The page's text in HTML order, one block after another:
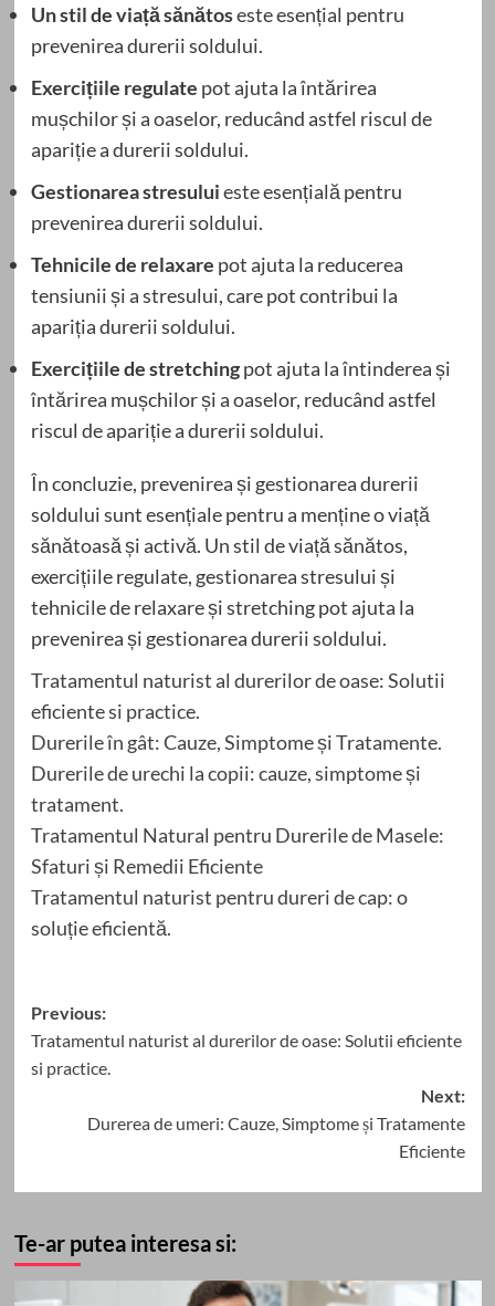
Un stil de viață sănătoseste esențial pentru
prevenirea durerii soldului.
Exercițiile regulate pot ajuta la întărirea
mușchilor și a oaselor, reducând astfel riscul de
apariție a durerii soldului.
Gestionarea stresuluieste esențială pentru
prevenirea durerii soldului.
Tehnicile de relaxare pot ajuta la reducerea
tensiunii și a stresului, care pot contribui la
apariția durerii soldului.
Exercițiile de stretchingpot ajuta la întinderea și
întărirea mușchilor și a oaselor, reducând astfel
riscul de apariție a durerii soldului.
În concluzie, prevenirea și gestionarea durerii
soldului sunt esențiale pentru a menține o viață
sănătoasă și activă. Un stil de viață sănătos,
exercițiile regulate, gestionarea stresului și
tehnicile de relaxare și stretching pot ajuta la
prevenirea și gestionarea durerii soldului.
Tratamentul naturist al durerilor de oase: Solutii
eficiente si practice.
Durerile în gât: Cauze, Simptome și Tratamente.
Durerile de urechi la copii: cauze, simptome și
tratament.
Tratamentul Natural pentru Durerile de Masele:
Sfaturi și Remedii Eficiente
Tratamentul naturist pentru dureri de cap: o
soluție eficientă.
Post
navigation
Previous:
Tratamentul naturist al durerilor de oase: Solutii eficiente
si practice.
Next:
Durerea de umeri: Cauze, Simptome și Tratamente
Eficiente
Te-ar putea interesa si: